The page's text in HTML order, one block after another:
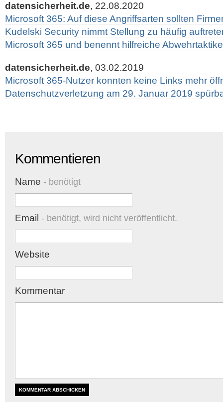
datensicherheit.de, 22.08.2020
Microsoft 365: Auf diese Angriffsarten sollten
Kudelski Security nimmt Stellung zu häufig
Microsoft 365 und benennt hilfreiche
datensicherheit.de, 03.02.2019
Microsoft 365-Nutzer konnten keine Links mehr
Datenschutzverletzung am 29. Januar 2019
Kommentieren
Name - benötigt
Email - benötigt, wird nicht veröffentlicht.
Website
Kommentar